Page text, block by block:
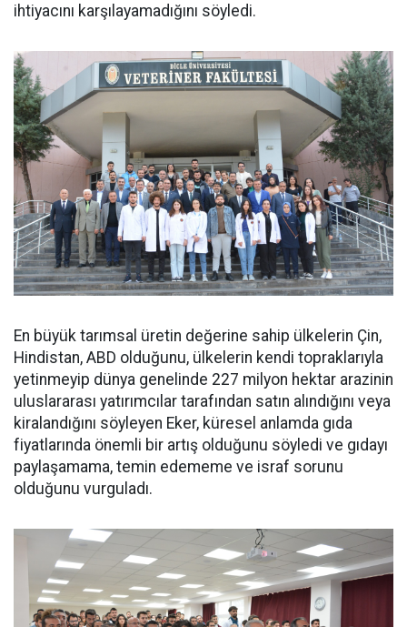
ihtiyacını karşılayamadığını söyledi.
En büyük tarımsal üretin değerine sahip ülkelerin Çin,
Hindistan, ABD olduğunu, ülkelerin kendi topraklarıyla
yetinmeyip dünya genelinde 227 milyon hektar arazinin
uluslararası yatırımcılar tarafından satın alındığını veya
kiralandığını söyleyen Eker, küresel anlamda gıda
fiyatlarında önemli bir artış olduğunu söyledi ve gıdayı
paylaşamama, temin edememe ve israf sorunu
olduğunu vurguladı.